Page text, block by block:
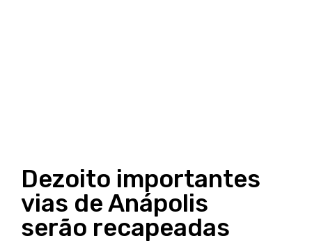
Dezoito importantes
vias de Anápolis
serão recapeadas